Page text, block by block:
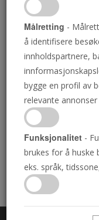
Handlekurv
Handlekurven din
legg opp til 3
Målretting -
å identifisere
innholdspartnere,
bygge en profil av
relevante
Funksjonalitet -
brukes for å huske
eks. språk,